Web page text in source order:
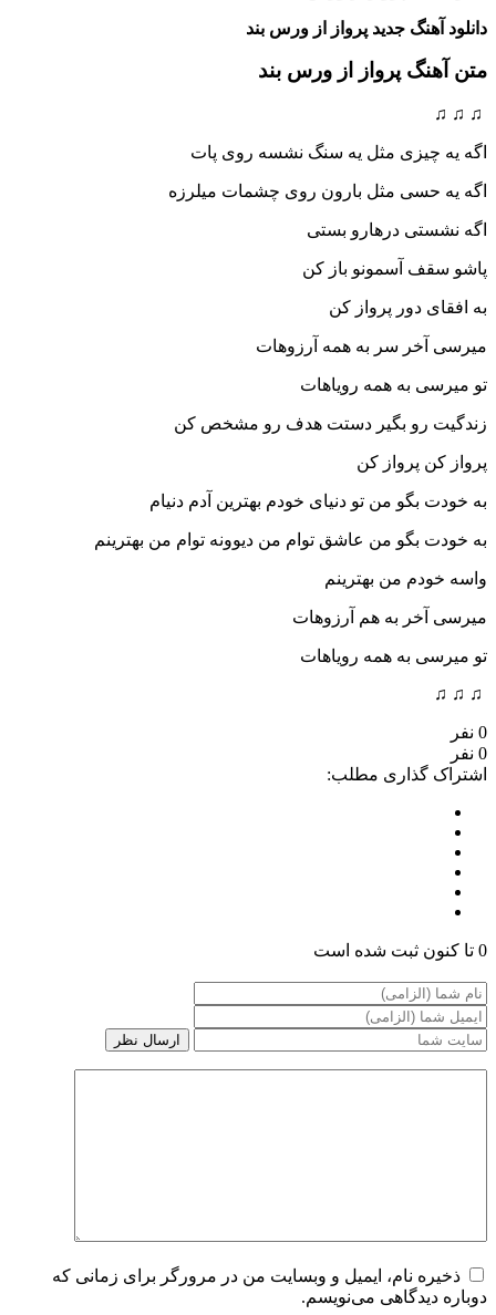
دانلود آهنگ جدید پرواز از ورس بند
متن آهنگ پرواز از ورس بند
♫ ♫ ♫
اگه یه چیزی مثل یه سنگ نشسه روی پات
اگه یه حسی مثل بارون روی چشمات میلرزه
اگه نشستی درهارو بستی
پاشو سقف آسمونو باز کن
به افقای دور پرواز کن
میرسی آخر سر به همه آرزوهات
تو میرسی به همه رویاهات
زندگیت رو بگیر دستت هدف رو مشخص کن
پرواز کن پرواز کن
به خودت بگو من تو دنیای خودم بهترین آدم دنیام
به خودت بگو من عاشق توام من دیوونه توام من بهترینم
واسه خودم من بهترینم
میرسی آخر به هم آرزوهات
تو میرسی به همه رویاهات
♫ ♫ ♫
0 نفر
0 نفر
اشتراک گذاری مطلب:
0 تا کنون ثبت شده است
ذخیره نام، ایمیل و وبسایت من در مرورگر برای زمانی که
دوباره دیدگاهی می‌نویسم.